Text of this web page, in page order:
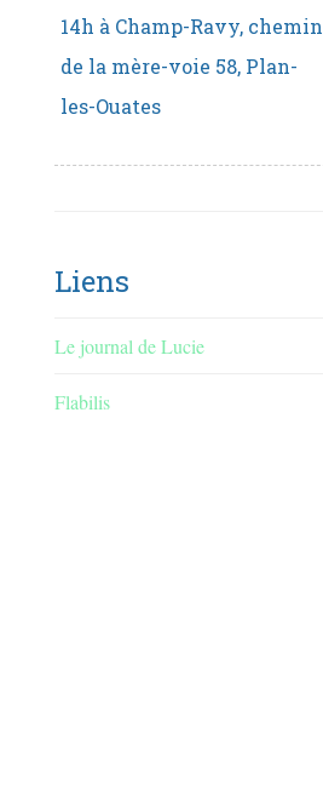
14h à Champ-Ravy, chemin
de la mère-voie 58, Plan-
les-Ouates
Liens
Le journal de Lucie
Flabilis